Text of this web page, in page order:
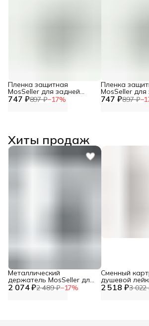
747 ₽897 ₽−17%
Пленка защитная
MosSeller для задней
панели для Infinix Zero 30 747 ₽897 ₽−
Пленка
MosSeller для
панели для
Хиты продаж
2 074 ₽2 489 ₽−17%
Металлический
держатель MosSeller для
смартфона с 2 518 ₽3 022
Сменный
душевой
L750,